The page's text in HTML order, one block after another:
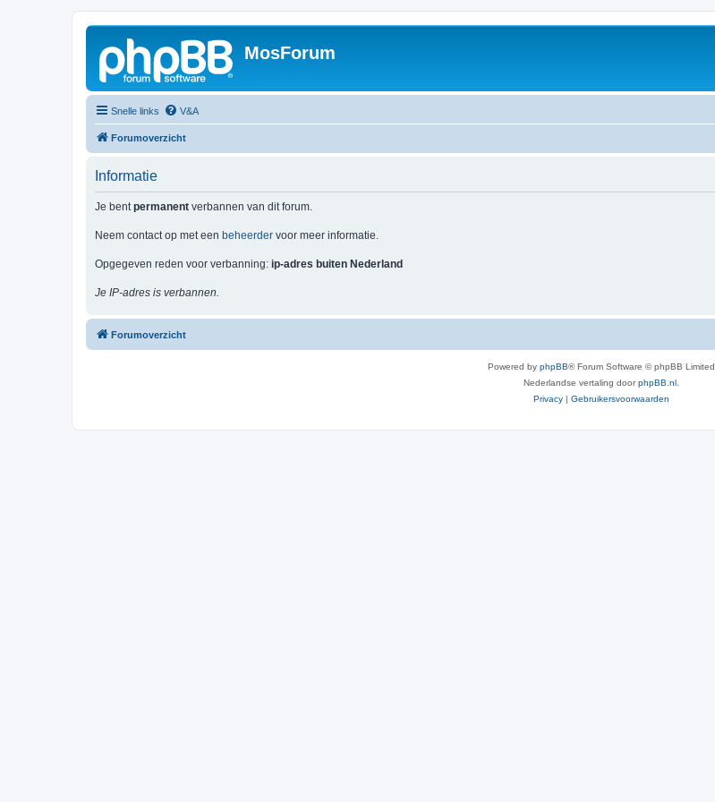
MosForum
Snelle links V&A
Forumoverzicht
Informatie
Je bentpermanent verbannen van dit forum.
Neem contact op met een beheerder voor meer informatie.
Opgegeven reden voor verbanning: ip-adres buiten Nederland
Je IP-adres is verbannen.
Forumoverzicht
Powered by phpBB® Forum Software © phpBB Limited
Nederlandse vertaling doorphpBB.nl
Privacy | Gebruikersvoorwaarden